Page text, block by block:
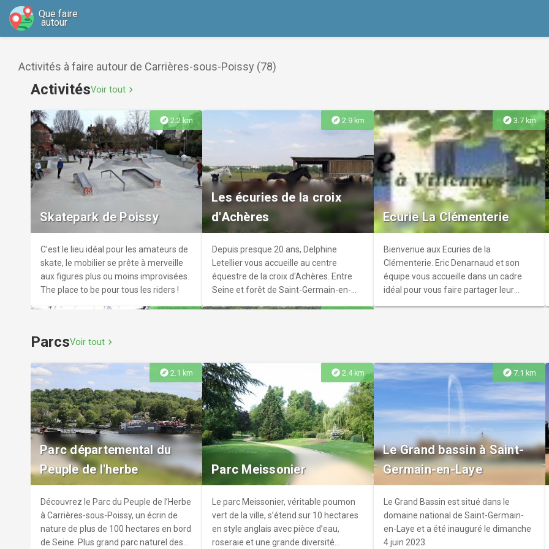
Que faire
autour
Activités à faire autour de Carrières-sous-Poissy (78)
ActivitésVoir tout chevron_right
explore 2.2 km
Skatepark de Poissy
C’est le lieu idéal pour les amateurs de
skate, le mobilier se prête à merveille
aux figures plus ou moins improvisées.
The place to be pour tous les riders !
explore 2.9 km
Les écuries de la croix
d'Achères
Depuis presque 20 ans, Delphine
Letellier vous accueille au centre
équestre de la croix d'Achères. Entre
Seine et forêt de Saint-Germain-en-
explore 3.7 km
Ecurie La Clémenterie
Bienvenue aux Ecuries de la
Clémenterie. Eric Denarnaud et son
équipe vous accueille dans un cadre
idéal pour vous faire partager leur
Les équipements sportifs
du Parc Georges Gallienne
Le terrain multisports synthétiques
ainsi que le skate parc situé dans le
parc Georges Gallienne sont
accessibles à tous aux horaires
d'ouverture du parc.
Exclusiv Golf de
Béthemont à Poissy
Le Domaine de Béthemont, véritable
écrin de verdure, surplombe la vallée
de la Seine. C’est le lieu idéal pour se
ressourcer et pratiquer le golf ! Un lieu
unique qui conjugue à la fois histoire et
modernité…
ParcsVoir tout chevron_right
explore 2.1 km
Parc départemental du
Peuple de l'herbe
Découvrez le Parc du Peuple de l’Herbe
à Carrières-sous-Poissy, un écrin de
nature de plus de 100 hectares en bord
de Seine. Plus grand parc naturel des
explore 2.4 km
Parc Meissonier
Le parc Meissonier, véritable poumon
vert de la ville, s’étend sur 10 hectares
en style anglais avec pièce d’eau,
roseraie et une grande diversité
explore 7.1 km
Le Grand bassin à Saint-
Germain-en-Laye
Le Grand Bassin est situé dans le
domaine national de Saint-Germain-
en-Laye et a été inauguré le dimanche
4 juin 2023.